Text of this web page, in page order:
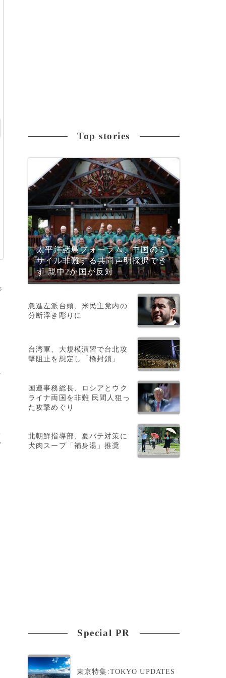
Top stories
太平洋諸島フォーラム、中国のミ
サイル非難する共同声明採択でき
ず 親中2か国が反対
急進左派台頭、米民主党内の
分断浮き彫りに
台湾軍、大規模演習で台北攻
撃阻止を想定し「橋封鎖」
国連事務総長、ロシアとウク
ライナ両国を非難 民間人狙っ
た攻撃めぐり
北朝鮮指導部、夏バテ対策に
犬肉スープ「補身湯」推奨
Special PR
東京特集:TOKYO UPDATES